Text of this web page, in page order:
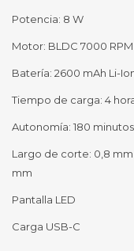
Potencia: 8 W
Motor: BLDC 7000 RPM
Batería: 2600 mAh Li-
Tiempo de carga: 4
Autonomía: 180 minutos
Largo de corte: 0,8 mm
mm
Pantalla LED
Carga USB-C